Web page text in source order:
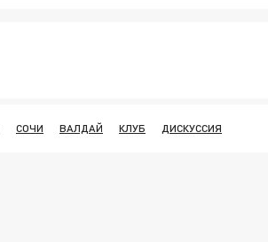
СОЧИ ВАЛДАЙ КЛУБ ДИСКУССИЯ